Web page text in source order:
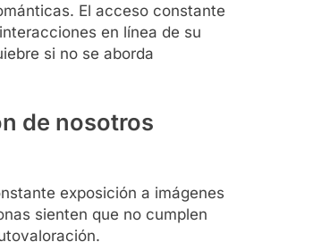
El acceso constante
en línea de su
si no se aborda
de nosotros
exposición a imágenes
sienten que no cumplen